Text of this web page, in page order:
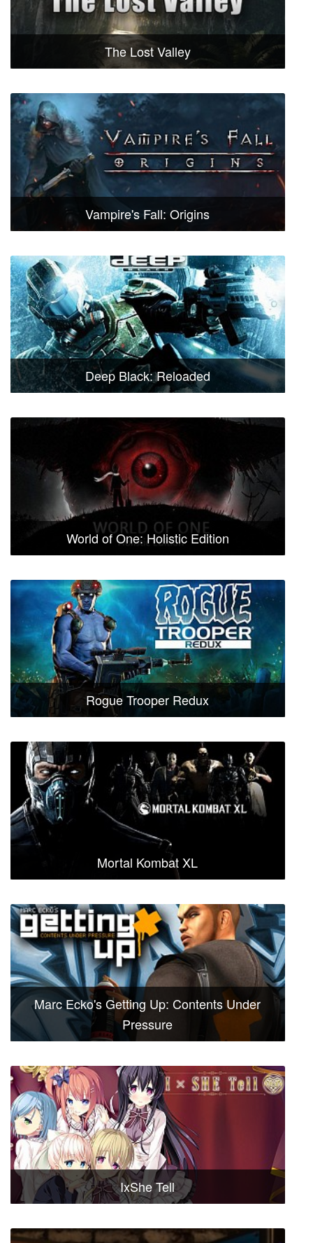
The Lost Valley
Vampire's Fall: Origins
Deep Black: Reloaded
World of One: Holistic Edition
Rogue Trooper Redux
Mortal Kombat XL
Marc Ecko's Getting Up: Contents Under
Pressure
IxShe Tell